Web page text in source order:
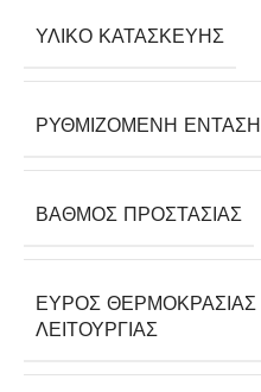
ΥΛΙΚΌ ΚΑΤΑΣΚΕΥΉΣ
ΡΥΘΜΙΖΌΜΕΝΗ ΈΝΤΑΣΗ
ΒΑΘΜΌΣ ΠΡΟΣΤΑΣΊΑΣ
ΕΎΡΟΣ ΘΕΡΜΟΚΡΑΣΊΑΣ
ΛΕΙΤΟΥΡΓΊΑΣ